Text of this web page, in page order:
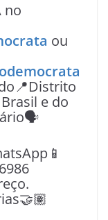
no
ou
e do